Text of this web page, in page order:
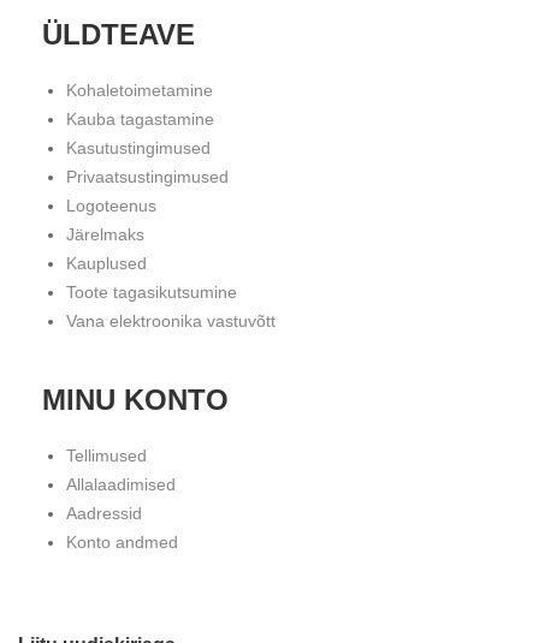
ÜLDTEAVE
Kohaletoimetamine
Kauba tagastamine
Kasutustingimused
Privaatsustingimused
Logoteenus
Järelmaks
Kauplused
Toote tagasikutsumine
Vana elektroonika vastuvõtt
MINU KONTO
Tellimused
Allalaadimised
Aadressid
Konto andmed